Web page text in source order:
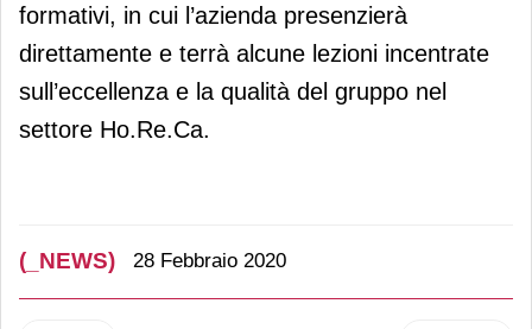
formativi, in cui l’azienda presenzierà
direttamente e terrà alcune lezioni incentrate
sull’eccellenza e la qualità del gruppo nel
settore Ho.Re.Ca.
(_NEWS) 28 Febbraio 2020